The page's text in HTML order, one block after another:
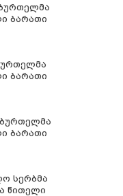
ბარათი
ბარათი
ბარათი
სერბმა
წითელი